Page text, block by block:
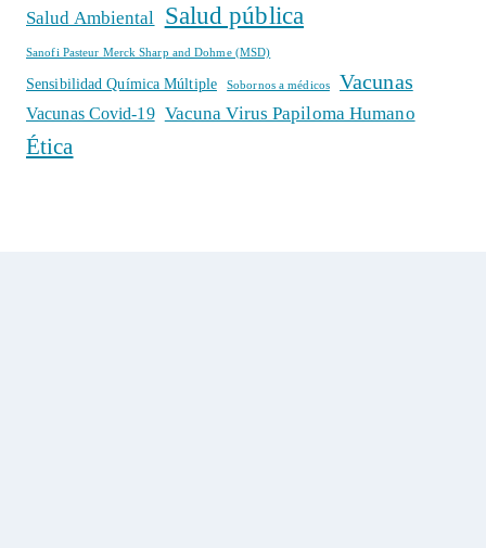
Salud Ambiental Salud pública
Sanofi Pasteur Merck Sharp and Dohme (MSD)
Sensibilidad Química Múltiple Sobornos a médicos Vacunas
Vacunas Covid-19 Vacuna Virus Papiloma Humano
Ética